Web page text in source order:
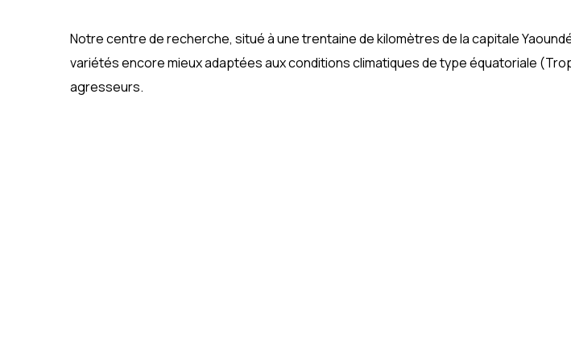
Notre centre de recherche, situé à une trentaine de kilomètres de la capitale
variétés encore mieux adaptées aux conditions climatiques de type équatoriale
agresseurs.